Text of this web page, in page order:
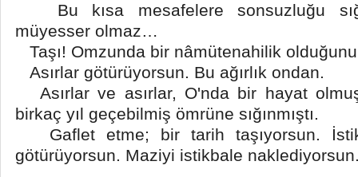
Bu kısa mesafelere sonsuzluğu
müyesser olmaz…
Taşı! Omzunda bir nâmütenahilik
Asırlar götürüyorsun. Bu ağırlık ondan.
Asırlar ve asırlar, O'nda bir hayat
birkaç yıl geçebilmiş ömrüne sığınmıştı.
Gaflet etme; bir tarih taşıyorsun.
götürüyorsun. Maziyi istikbale